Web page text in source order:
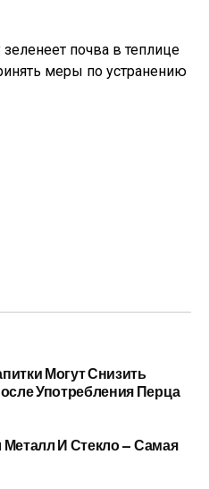
почва в теплице
меры по устранению
Могут Снизить
Употребления Перца
И Стекло — Самая